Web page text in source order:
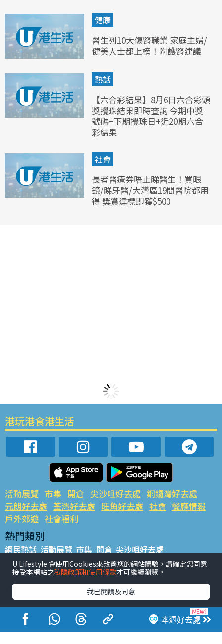
健康
醫生列10大傷腎職業 家庭主婦/
健美人士都上榜！附護腎建議
熱話
【六合彩結果】8月6日六合彩頭
獎攪珠結果即時查詢 今期中獎
號碼+下期攪珠日+近20期六合
彩結果
社會
長者醫療券唔止睇醫生！買眼
鏡/睇牙醫/大灣區19間醫院都用
得 獎賞達標即獲$500
本週好去處
港玩港食港生活
活動展覽 市集 開倉 尖沙咀好去處 銅鑼灣好去處
元朗好去處 荃灣好去處 旺角好去處 社會 餐廳情報
戶外郊遊 社會福利
熱門類別
網民熱話 活動展覽 市集 開倉 尖沙咀好去處
銅鑼灣好去處 元朗好去處 荃灣好去處 旺角好去處 社會
餐廳情報 戶外郊遊
熱門標籤
#UGO搵好去處 #人氣活動推介 #美食社群熱話
#親子玩樂好去處
#ULifestyle應用程式
#限時搶
#UJetso禮物放送
#ULifestyle商戶中心 #著數 #網絡熱話
U Lifestyle 會使用Cookies來改善您的網站體驗，請確定您同意
接受本網站之私隱政策和使用條款才可繼續瀏覽。
我已閱讀及同意